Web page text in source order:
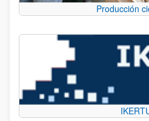
Producción